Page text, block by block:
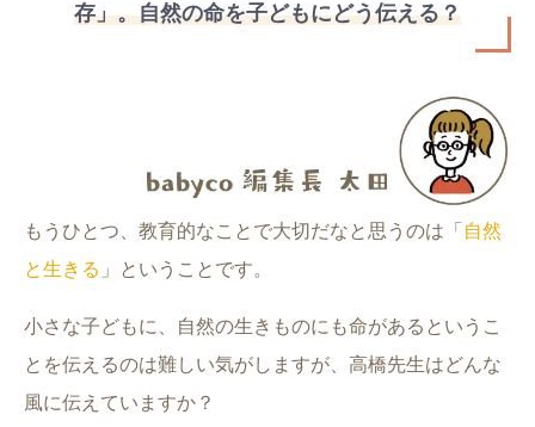
存」。自然の命を子どもにどう伝える？
もうひとつ、教育的なことで大切だなと思うのは「 自然
と生きる 」ということです。
小さな子どもに、自然の生きものにも命があるというこ
とを伝えるのは難しい気がしますが、高橋先生はどんな
風に伝えていますか？